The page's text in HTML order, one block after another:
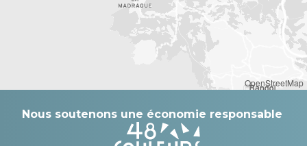
OpenStreetMap
Nous soutenons une économie responsable